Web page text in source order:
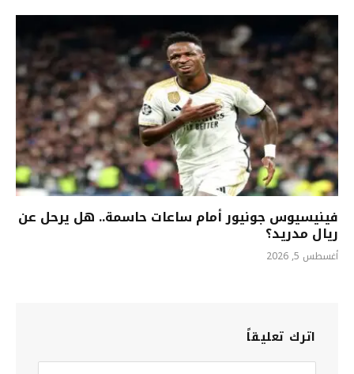
فينيسيوس جونيور أمام ساعات حاسمة.. هل يرحل عن
ريال مدريد؟
أغسطس 5, 2026
اترك تعليقاً